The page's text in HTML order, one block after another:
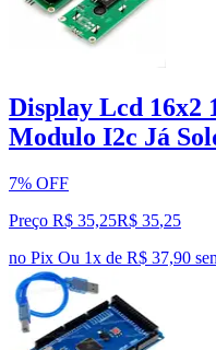
Display Lcd 16x2
Modulo I2c Já
7% OFF
Preço R$ 35,25R$ 35,25
no Pix Ou 1x de R$ 37,90